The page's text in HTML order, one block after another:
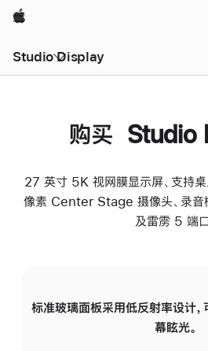
Apple
Studio Display
购买 Studio
27 英寸 5K 视网膜显示屏、支持
像素 Center Stage 摄像头、录音
及雷雳 5 端口
标准玻璃面板采用低反射率设计
幕眩光。